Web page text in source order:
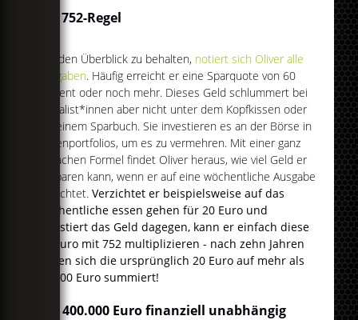
Die 752-Regel
Um den Überblick zu behalten, notiert sich Oliver alle
Ausgaben. Häufig erreicht er eine Sparquote von 60
Prozent oder noch mehr. Dieses Geld schlummert bei
Frugalist*innen aber nicht unter dem Kopfkissen oder
auf einem Sparbuch. Sie investieren es an der Börse in
Aktienportfolios, um es zu vermehren. Mit einer ganz
einfachen Formel findet Oliver heraus, wie viel Geld er
ansparen kann, wenn er auf eine wöchentliche Ausgabe
verzichtet.Verzichtet er beispielsweise auf das
wöchentliche essen gehen für 20 Euro und
investiert das Geld dagegen, kann er einfach diese
20 Euro mit 752 multiplizieren - nach zehn Jahren
haben sich die ursprünglich 20 Euro auf mehr als
15.000 Euro summiert!
Mit 400.000 Euro finanziell unabhängig